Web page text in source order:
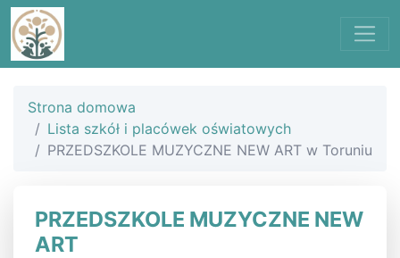
Strona domowa
Lista szkół i placówek oświatowych
PRZEDSZKOLE MUZYCZNE NEW ART w Toruniu
PRZEDSZKOLE MUZYCZNE NEW
ART